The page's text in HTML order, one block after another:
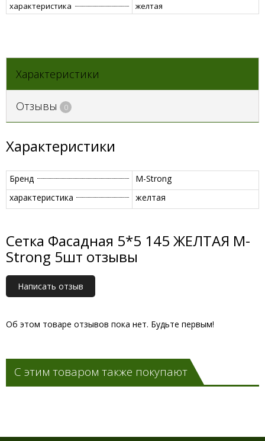
характеристика
желтая
Характеристики
Отзывы 0
Характеристики
Бренд
M-Strong
характеристика
желтая
Сетка Фасадная 5*5 145 ЖЕЛТАЯ M-
Strong 5шт отзывы
Написать отзыв
Об этом товаре отзывов пока нет. Будьте первым!
С этим товаром также покупают